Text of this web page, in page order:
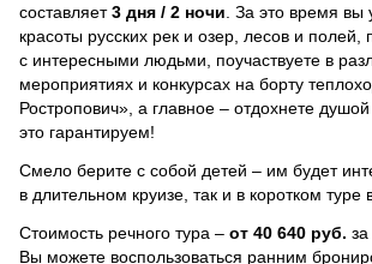
составляет3 дня / 2 ночи За это время вы
красоты русских рек и озер, лесов и полей,
с интересными людьми, поучаствуете в
мероприятиях и конкурсах на борту
Ростропович», а главное – отдохнете
это гарантируем!
Смело берите с собой детей – им будет
в длительном круизе, так и в коротком туре
Стоимость речного тура – от 40 640 руб. за
Вы можете воспользоваться ранним